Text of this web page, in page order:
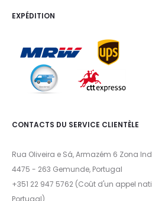
EXPÉDITION
CONTACTS DU SERVICE CLIENTÈLE
Rua Oliveira e Sá, Armazém 6 Zona
4475 - 263 Gemunde, Portugal
+351 22 947 5762 (Coût d'un appel